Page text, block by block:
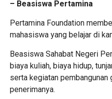
– Beasiswa Pertamina
Pertamina Foundation
mahasiswa yang belajar di
Beasiswa Sahabat Negeri
biaya kuliah, biaya hidup,
serta kegiatan pembangunan
penerimanya.